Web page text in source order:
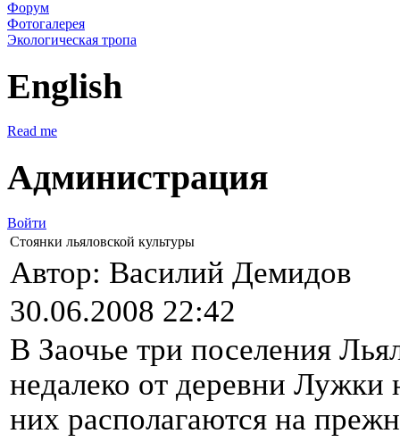
Форум
Фотогалерея
Экологическая тропа
English
Read me
Администрация
Войти
Стоянки льяловской культуры
Автор: Василий Демидов
30.06.2008 22:42
В Заочье три поселения
недалеко от деревни Лужки
них располагаются на